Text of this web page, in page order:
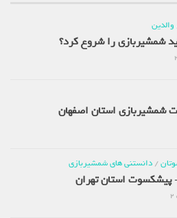
والدین
شمشیربازی را شروع کرد؟
شمشیربازی استان اصفهان
/ دانستنی های شمشیربازی
پیشکسوت استان تهران